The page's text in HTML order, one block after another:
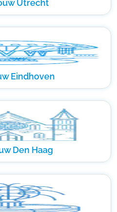
Utrecht
Eindhoven
Den Haag